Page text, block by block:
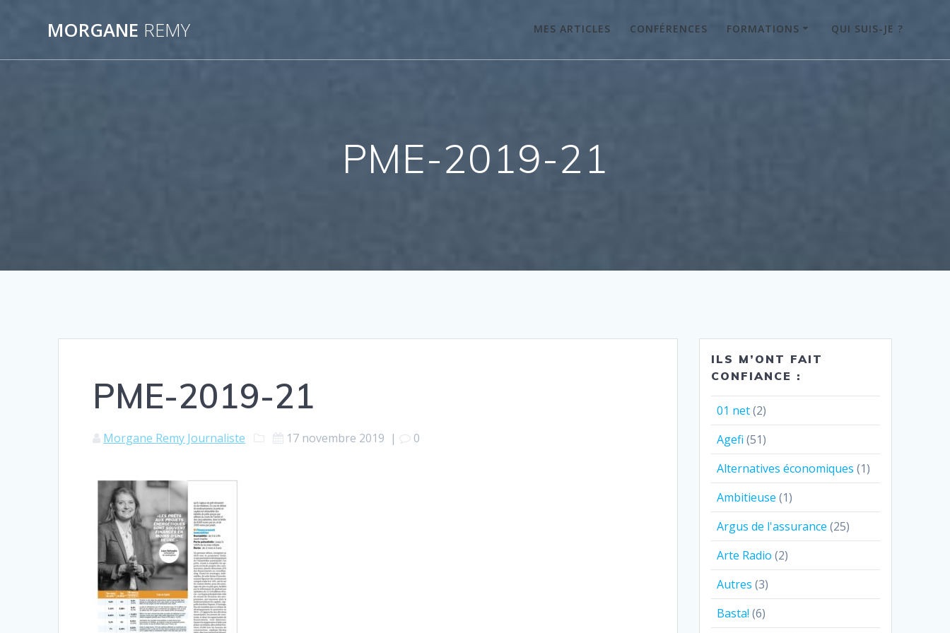
MORGANE REMY MES ARTICLES CONFÉRENCES FORMATIONS QUI SUIS-JE ?
PME-2019-21
PME-2019-21
Morgane Remy Journaliste 17 novembre 2019 | 0
ILS M’ONT FAIT
CONFIANCE :
01 net(2)
Agefi (51)
Alternatives économiques (1)
Ambitieuse (1)
Argus de l'assurance (25)
Arte Radio (2)
Autres (3)
Basta! (6)